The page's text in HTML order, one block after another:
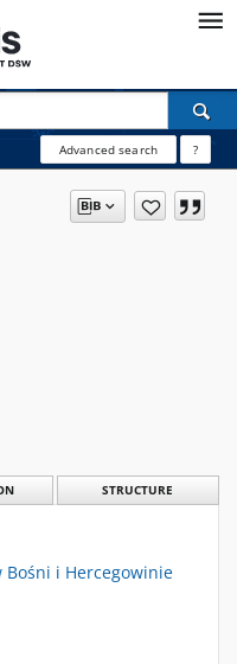
Advanced search ?
STRUCTURE
i Hercegowinie